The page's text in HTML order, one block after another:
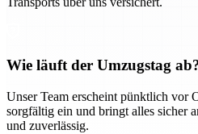
Wie läuft der Umzugstag
Unser Team erscheint pünktlich vor
sorgfältig ein und bringt alles sicher
und zuverlässig.